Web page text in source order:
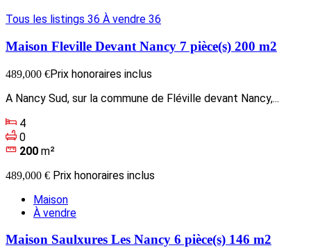
Tous les listings 36 À vendre 36
Maison Fleville Devant Nancy 7 pièce(s) 200 m2
489,000 €Prix honoraires inclus
A Nancy Sud, sur la commune de Fléville devant Nancy,...
4
0
200 m²
489,000 € Prix honoraires inclus
Maison
À vendre
Maison Saulxures Les Nancy 6 pièce(s) 146 m2